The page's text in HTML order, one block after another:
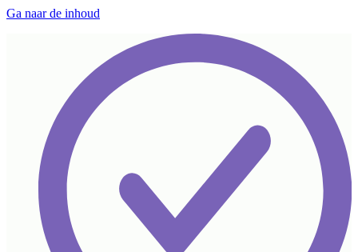
Ga naar de inhoud